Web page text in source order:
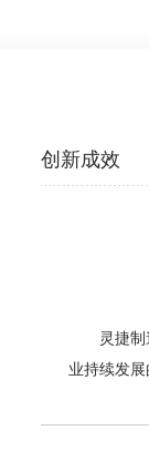
创新成效
灵捷
业持续发